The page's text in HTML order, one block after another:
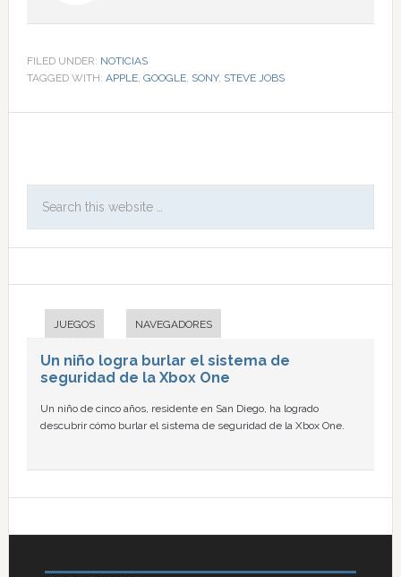
FILED UNDER: NOTICIAS
TAGGED WITH: APPLE, GOOGLE, SONY, STEVE JOBS
JUEGOS NAVEGADORES
Un niño logra burlar el sistema de
seguridad de la Xbox One
Un niño de cinco años, residente en San Diego, ha logrado
descubrir cómo burlar el sistema de seguridad de la Xbox One.